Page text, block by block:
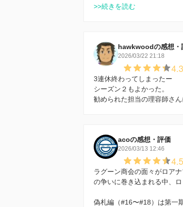
>>続きを読む
hawkwoodの感想・
2026/03/22 21:18
4.3
3連休終わってしまったー
シーズン２もよかった。
勧められた担当の理容師さ
acoの感想・評価
2026/03/13 12:46
4.5
ラグーン商会の面々がロア
の争いに巻き込まれる中、
偽札編（#16〜#18）は第一